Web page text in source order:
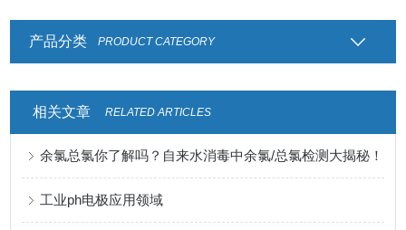
产品分类 PRODUCT CATEGORY
相关文章 RELATED ARTICLES
余氯总氯你了解吗？自来水消毒中余氯/总氯检测大揭秘！
工业ph电极应用领域